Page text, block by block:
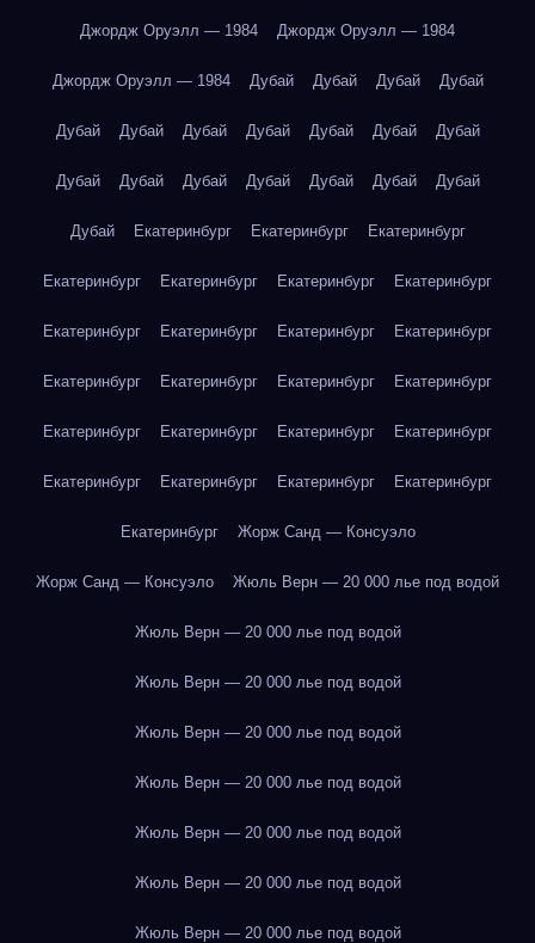
Джордж Оруэлл — 1984 Джордж Оруэлл — 1984
Джордж Оруэлл — 1984 Дубай Дубай Дубай Дубай
Дубай Дубай Дубай Дубай Дубай Дубай Дубай
Дубай Дубай Дубай Дубай Дубай Дубай Дубай
Дубай Екатеринбург Екатеринбург Екатеринбург
Екатеринбург Екатеринбург Екатеринбург Екатеринбург
Екатеринбург Екатеринбург Екатеринбург Екатеринбург
Екатеринбург Екатеринбург Екатеринбург Екатеринбург
Екатеринбург Екатеринбург Екатеринбург Екатеринбург
Екатеринбург Екатеринбург Екатеринбург Екатеринбург
Екатеринбург Жорж Санд — Консуэло
Жорж Санд — Консуэло Жюль Верн — 20 000 лье под водой
Жюль Верн — 20 000 лье под водой
Жюль Верн — 20 000 лье под водой
Жюль Верн — 20 000 лье под водой
Жюль Верн — 20 000 лье под водой
Жюль Верн — 20 000 лье под водой
Жюль Верн — 20 000 лье под водой
Жюль Верн — 20 000 лье под водой